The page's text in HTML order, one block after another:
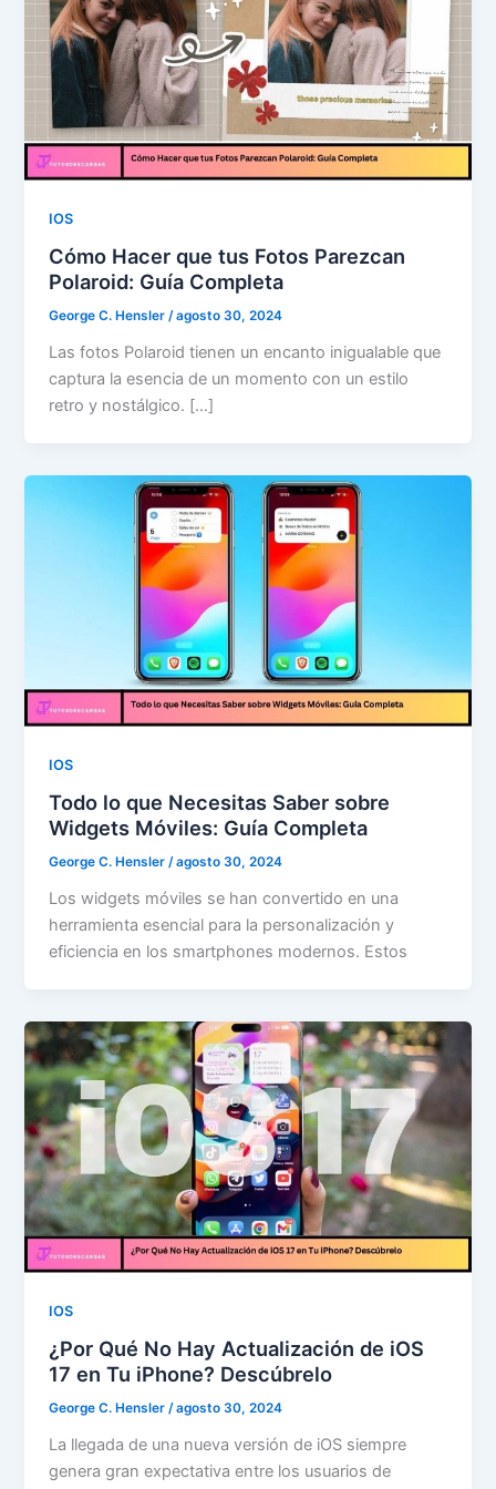
IOS
Cómo Hacer que tus Fotos Parezcan
Polaroid: Guía Completa
George C. Hensler/agosto 30, 2024
Las fotos Polaroid tienen un encanto inigualable que
captura la esencia de un momento con un estilo
retro y nostálgico. […]
IOS
Todo lo que Necesitas Saber sobre
Widgets Móviles: Guía Completa
George C. Hensler/agosto 30, 2024
Los widgets móviles se han convertido en una
herramienta esencial para la personalización y
eficiencia en los smartphones modernos. Estos
IOS
¿Por Qué No Hay Actualización de iOS
17 en Tu iPhone? Descúbrelo
George C. Hensler/agosto 30, 2024
La llegada de una nueva versión de iOS siempre
genera gran expectativa entre los usuarios de